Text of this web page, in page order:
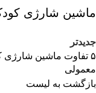
ماشین شارژی
جدیدتر
۵ تفاوت‌ ماشین
معمولی
بازگشت به لیست